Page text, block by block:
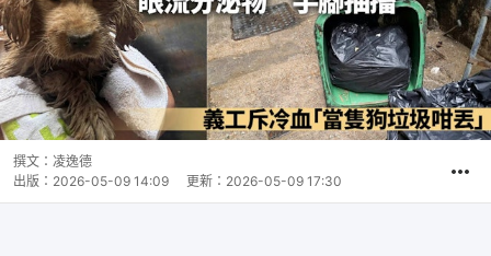
撰文： 凌逸德
出版： 2026-05-09 14:09 更新： 2026-05-09 17:30